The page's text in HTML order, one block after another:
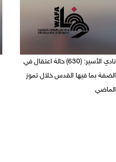
نادي الأسير: (630) حالة اعتقال في
الضفة بما فيها القدس خلال تموز
الماضي